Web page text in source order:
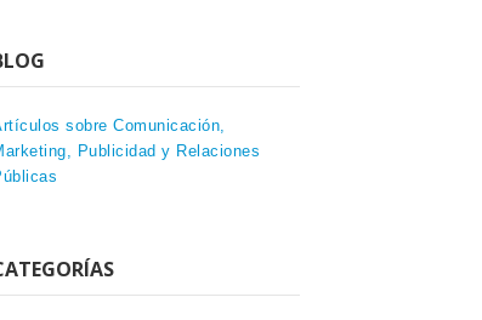
sobre Comunicación,
Publicidad y Relaciones